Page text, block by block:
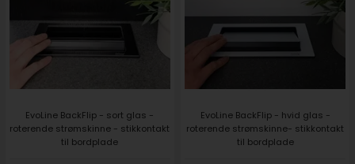
EvoLine BackFlip - sort glas -
roterende strømskinne - stikkontakt
til bordplade
EvoLine BackFlip - hvid glas -
roterende strømskinne- stikkontakt
til bordplade